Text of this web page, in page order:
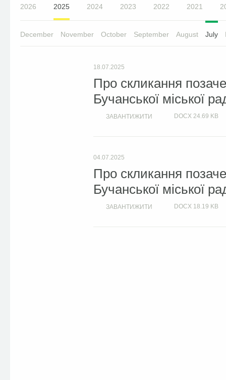
2026 2025 2024 2023 2022 2021
December November October September August July
18.07.2025
Про скликання
Бучанської міської
ЗАВАНТИЖИТИ DOCX 24.69 KB
04.07.2025
Про скликання
Бучанської міської
ЗАВАНТИЖИТИ DOCX 18.19 KB